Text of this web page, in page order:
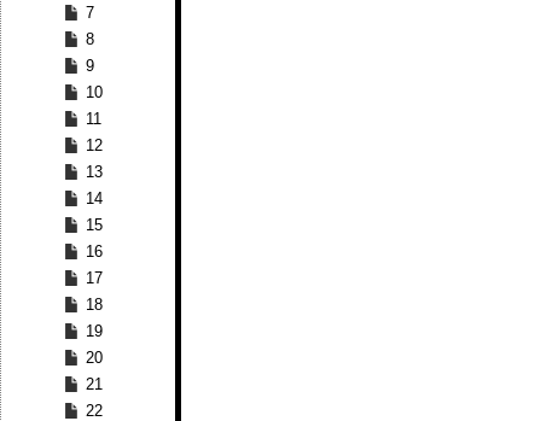
7
8
9
10
11
12
13
14
15
16
17
18
19
20
21
22